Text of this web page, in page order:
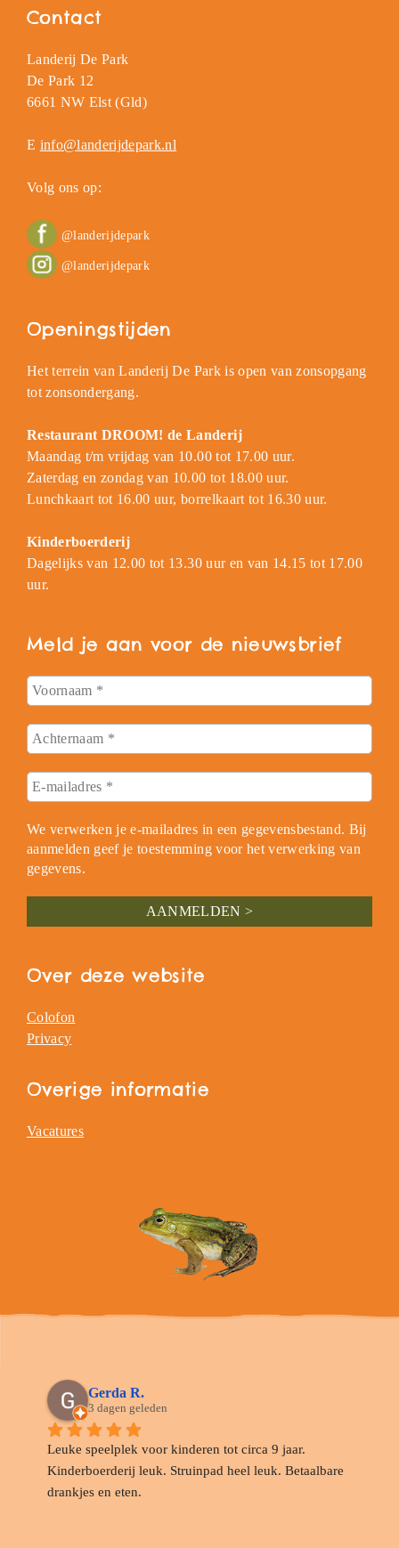
Contact
Landerij De Park
De Park 12
6661 NW Elst (Gld)
E info@landerijdepark.nl
Volg ons op:
@landerijdepark
@landerijdepark
Openingstijden
Het terrein van Landerij De Park is open van zonsopgang
tot zonsondergang.
Restaurant DROOM! de Landerij
Maandag t/m vrijdag van 10.00 tot 17.00 uur.
Zaterdag en zondag van 10.00 tot 18.00 uur.
Lunchkaart tot 16.00 uur, borrelkaart tot 16.30 uur.
Kinderboerderij
Dagelijks van 12.00 tot 13.30 uur en van 14.15 tot 17.00
uur.
Meld je aan voor de nieuwsbrief
We verwerken je e-mailadres in een gegevensbestand. Bij
aanmelden geef je toestemming voor het verwerking van
gegevens.
Over deze website
Colofon
Privacy
Overige informatie
Vacatures
Gerda R.
3 dagen geleden
Leuke speelplek voor kinderen tot circa 9 jaar.
Kinderboerderij leuk. Struinpad heel leuk. Betaalbare
drankjes en eten.